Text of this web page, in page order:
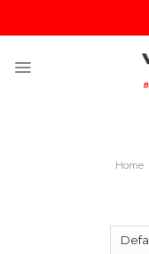
content
Home